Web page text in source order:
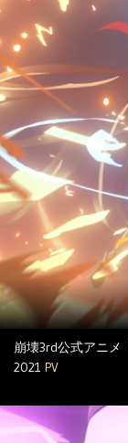
崩壊3rd公式アニメ
2021 PV